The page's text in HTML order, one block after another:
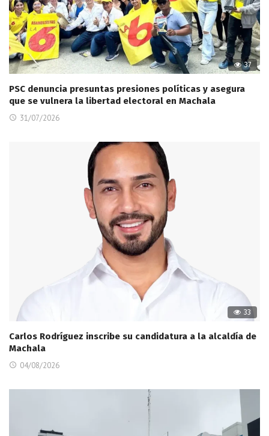
37
PSC denuncia presuntas presiones políticas y asegura
que se vulnera la libertad electoral en Machala
31/07/2026
33
Carlos Rodríguez inscribe su candidatura a la alcaldía de
Machala
04/08/2026